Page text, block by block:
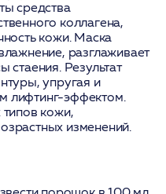
средства
коллагена,
кожи. Маска
разглаживает
стаения. Результат
упругая и
лифтинг-эффектом.
кожи,
изменений.